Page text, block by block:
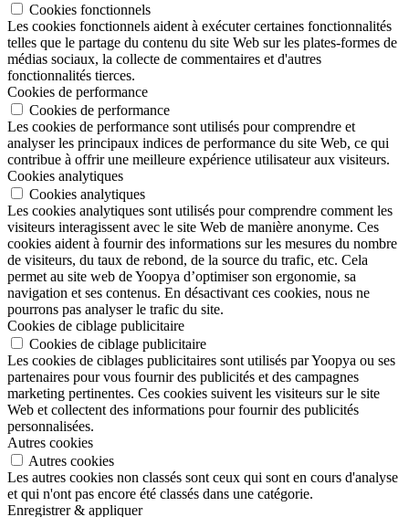
Cookies fonctionnels
Les cookies fonctionnels aident à exécuter certaines fonctionnalités
telles que le partage du contenu du site Web sur les plates-formes de
médias sociaux, la collecte de commentaires et d'autres
fonctionnalités tierces.
Cookies de performance
Cookies de performance
Les cookies de performance sont utilisés pour comprendre et
analyser les principaux indices de performance du site Web, ce qui
contribue à offrir une meilleure expérience utilisateur aux visiteurs.
Cookies analytiques
Cookies analytiques
Les cookies analytiques sont utilisés pour comprendre comment les
visiteurs interagissent avec le site Web de manière anonyme. Ces
cookies aident à fournir des informations sur les mesures du nombre
de visiteurs, du taux de rebond, de la source du trafic, etc. Cela
permet au site web de Yoopya d’optimiser son ergonomie, sa
navigation et ses contenus. En désactivant ces cookies, nous ne
pourrons pas analyser le trafic du site.
Cookies de ciblage publicitaire
Cookies de ciblage publicitaire
Les cookies de ciblages publicitaires sont utilisés par Yoopya ou ses
partenaires pour vous fournir des publicités et des campagnes
marketing pertinentes. Ces cookies suivent les visiteurs sur le site
Web et collectent des informations pour fournir des publicités
personnalisées.
Autres cookies
Autres cookies
Les autres cookies non classés sont ceux qui sont en cours d'analyse
et qui n'ont pas encore été classés dans une catégorie.
Enregistrer & appliquer